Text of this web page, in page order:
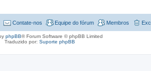
Membros
Equipe do fórum
Contate-nos
phpBB® Forum Software © phpBB Limited
Traduzido por: Suporte phpBB